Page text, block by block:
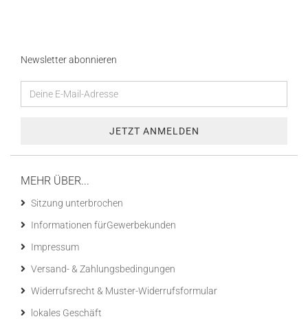
Newsletter abonnieren
MEHR ÜBER...
Sitzung unterbrochen
Informationen fürGewerbekunden
Impressum
Versand- & Zahlungsbedingungen
Widerrufsrecht & Muster-Widerrufsformular
lokales Geschäft